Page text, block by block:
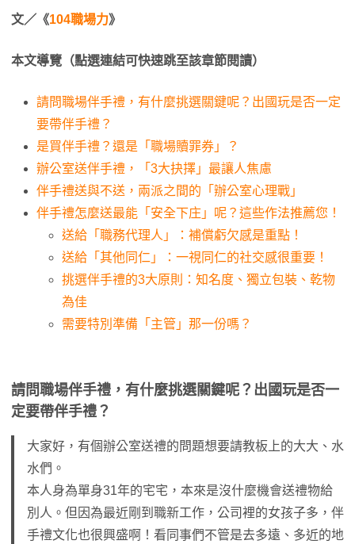
文／《104職場力》
本文導覽（點選連結可快速跳至該章節閱讀）
請問職場伴手禮，有什麼挑選關鍵呢？出國玩是否一定
要帶伴手禮？
是買伴手禮？還是「職場贖罪券」？
辦公室送伴手禮，「3大抉擇」最讓人焦慮
伴手禮送與不送，兩派之間的「辦公室心理戰」
伴手禮怎麼送最能「安全下庄」呢？這些作法推薦您！
送給「職務代理人」：補償虧欠感是重點！
送給「其他同仁」：一視同仁的社交感很重要！
挑選伴手禮的3大原則：知名度、獨立包裝、乾物
為佳
需要特別準備「主管」那一份嗎？
請問職場伴手禮，有什麼挑選關鍵呢？出國玩是否一
定要帶伴手禮？
大家好，有個辦公室送禮的問題想要請教板上的大大、水
水們。
本人身為單身31年的宅宅，本來是沒什麼機會送禮物給
別人。但因為最近剛到職新工作，公司裡的女孩子多，伴
手禮文化也很興盛啊！看同事們不管是去多遠、多近的地